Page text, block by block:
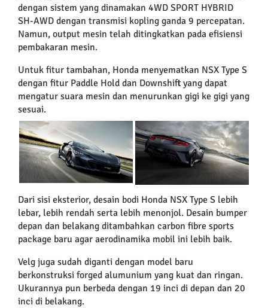
dengan sistem yang dinamakan 4WD SPORT HYBRID
SH-AWD dengan transmisi kopling ganda 9 percepatan.
Namun, output mesin telah ditingkatkan pada efisiensi
pembakaran mesin.
Untuk fitur tambahan, Honda menyematkan NSX Type S
dengan fitur Paddle Hold dan Downshift yang dapat
mengatur suara mesin dan menurunkan gigi ke gigi yang
sesuai.
Dari sisi eksterior, desain bodi Honda NSX Type S lebih
lebar, lebih rendah serta lebih menonjol. Desain bumper
depan dan belakang ditambahkan carbon fibre sports
package baru agar aerodinamika mobil ini lebih baik.
Velg juga sudah diganti dengan model baru
berkonstruksi forged alumunium yang kuat dan ringan.
Ukurannya pun berbeda dengan 19 inci di depan dan 20
inci di belakang.